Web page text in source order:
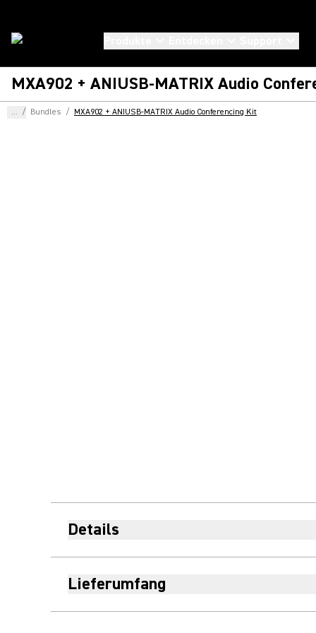
MXA902 + ANIUSB-MATRIX Audio
... / Bundles / MXA902 + ANIUSB-MATRIX Audio Conferencing Kit
Details
Lieferumfang